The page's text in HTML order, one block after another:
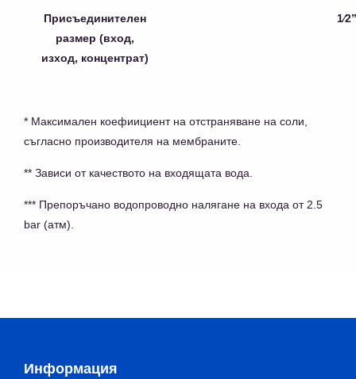
Присъединителен
размер (вход,
изход, концентрат)
* Максимален коефиициент на отстраняване на соли,
съгласно производителя на мембраните.
** Зависи от качеството на входящата вода.
*** Препоръчано водопроводно налягане на входа от 2.5
bar (атм).
Информация